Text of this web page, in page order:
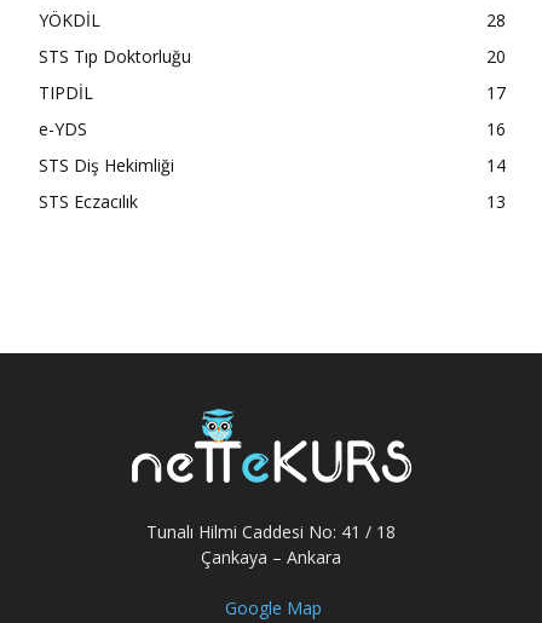
YÖKDİL
28
STS Tıp Doktorluğu
20
TIPDİL
17
e-YDS
16
STS Diş Hekimliği
14
STS Eczacılık
13
Tunalı Hilmi Caddesi No: 41 / 18
Çankaya – Ankara
Google Map